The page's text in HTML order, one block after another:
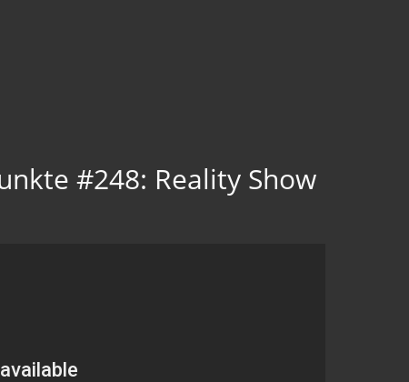
#248: Reality Show